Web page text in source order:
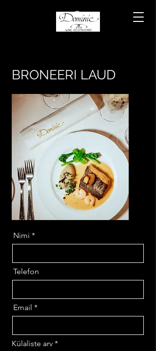
BRONEERI LAUD
Nimi
Telefon
Email
Külaliste arv